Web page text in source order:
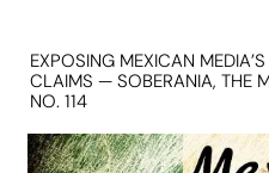
EXPOSING MEXICAN
CLAIMS — SOBERANIA, THE
NO. 114